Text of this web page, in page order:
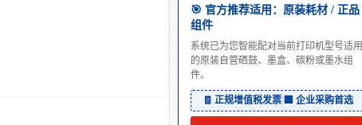
🎯 官方推荐适用：原装耗材 / 正品
组件
系统已为您智能配对当前打印机型号适用
的原装自营硒鼓、墨盒、碳粉或墨水组
件。
🧾 正规增值税发票 🏢 企业采购首选